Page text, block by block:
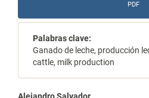
PDF
Palabras clave:
Ganado de leche, producción
cattle, milk production
Alejandro Salvador